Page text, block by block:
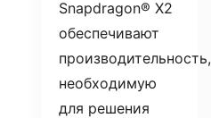
Snapdragon® X2
обеспечивают
производительность,
необходимую
для решения